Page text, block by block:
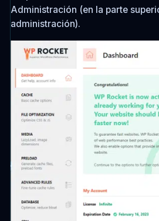
Administración (en la parte
administración).